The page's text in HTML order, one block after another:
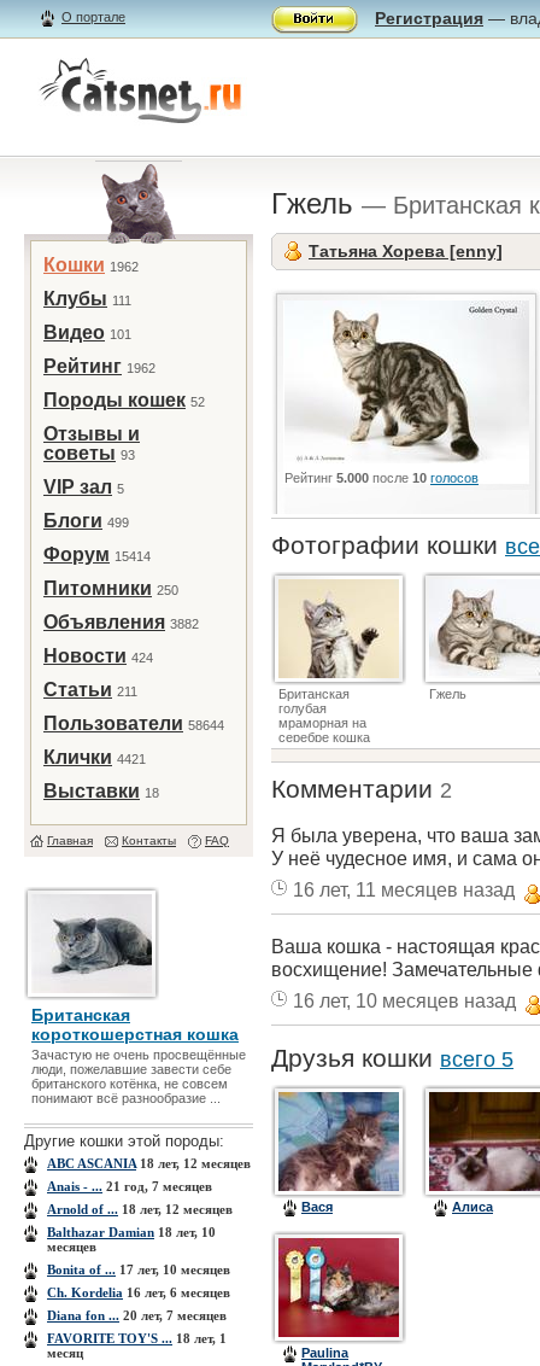
О портале Регистрация —
Кошки 1962
Клубы 111
Видео 101
Рейтинг 1962
Породы кошек 52
Отзывы и
советы 93
VIP зал 5
Блоги 499
Форум 15414
Питомники 250
Объявления 3882
Новости 424
Статьи 211
Пользователи 58644
Клички 4421
Выставки 18
Главная Контакты FAQ
Британская
короткошерстная кошка
Зачастую не очень просвещённые
люди, пожелавшие завести себе
британского котёнка, не совсем
понимают всё разнообразие ...
Другие кошки этой породы:
ABC ASCANIA 18 лет, 12 месяцев
Anais - ... 21 год, 7 месяцев
Arnold of ... 18 лет, 12 месяцев
Balthazar Damian 18 лет, 10
месяцев
Bonita of ... 17 лет, 10 месяцев
Ch. Kordelia 16 лет, 6 месяцев
Diana fon ... 20 лет, 7 месяцев
FAVORITE TOY'S ... 18 лет, 1
месяц
Гжель — Британская
Татьяна Хорева [enny]
Рейтинг 5.000 после 10 голосов
Фотографии кошки
Британская
голубая
мраморная на
серебре кошка
Гжель
Комментарии 2
Я была уверена, что ваша
У неё чудесное имя, и сама
16 лет, 11 месяцев назад
Ваша кошка - настоящая
восхищение!
16 лет, 10 месяцев назад
Друзья кошки всего 5
Вася Алиса
Paulina